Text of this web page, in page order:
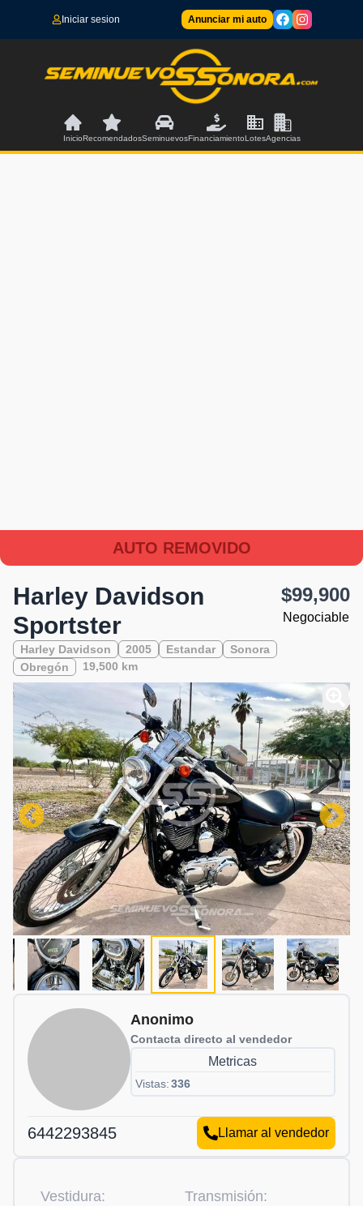
Iniciar sesion Anunciar mi auto
InicioRecomendadosSeminuevosFinanciamientoLotesAgencias
AUTO REMOVIDO
Harley Davidson
Sportster
Harley Davidson 2005 Estandar
Sonora
Obregón
19,500 km
$99,900
Negociable
Anonimo
Contacta directo al vendedor
Metricas
Vistas:336
6442293845 Llamar al vendedor
Vestidura: Transmisión: